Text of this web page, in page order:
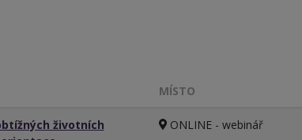
MÍSTO
životních
ONLINE - webinář